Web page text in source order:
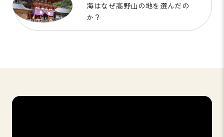
海はなぜ高野山の地を選んだの
か？